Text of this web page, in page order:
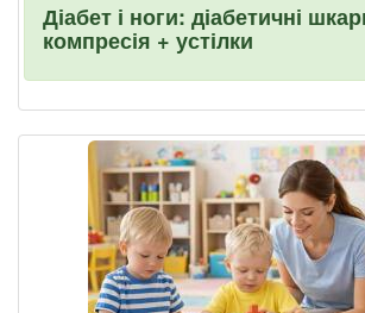
Діабет і ноги: діабетичні
компресія + устілки